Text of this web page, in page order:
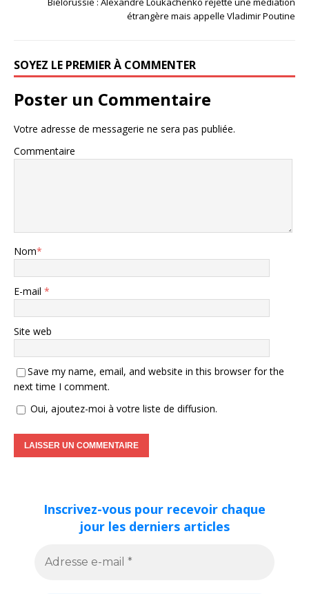
étrangère mais appelle Vladimir Poutine
SOYEZ LE PREMIER À COMMENTER
Poster un Commentaire
Votre adresse de messagerie ne sera pas publiée.
Commentaire
Nom*
E-mail *
Site web
Save my name, email, and website in this browser for the
next time I comment.
Oui, ajoutez-moi à votre liste de diffusion.
Inscrivez-vous pour recevoir chaque
jour les derniers articles